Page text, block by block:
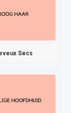
Secs